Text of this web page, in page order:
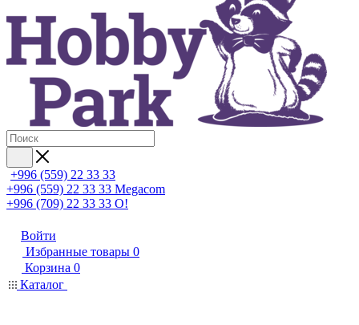
+996 (559) 22 33 33
+996 (559) 22 33 33 Megacom
+996 (709) 22 33 33 O!
Войти
Избранные товары 0
Корзина 0
Каталог